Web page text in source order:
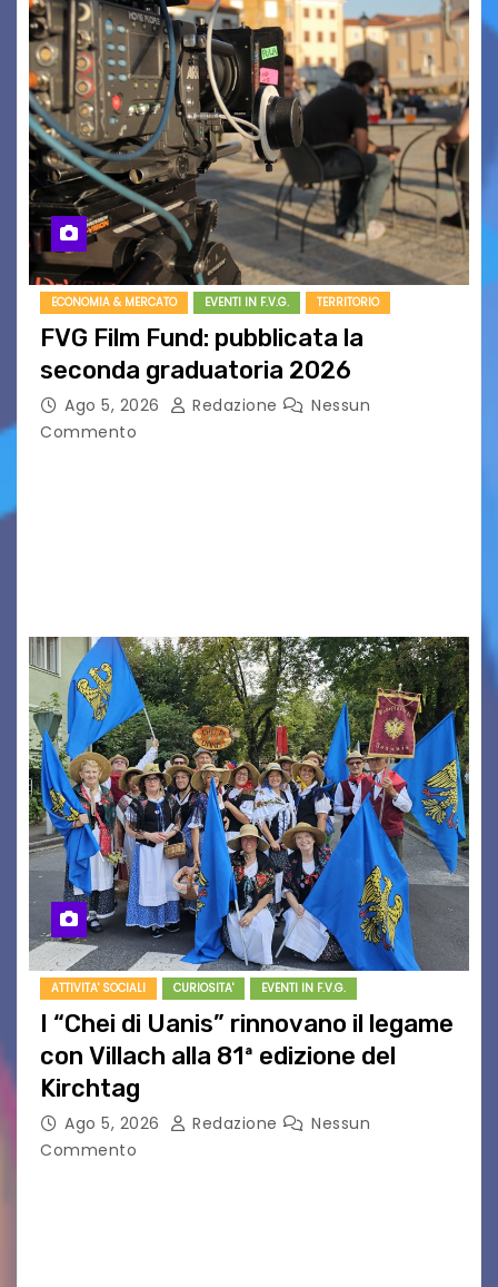
ECONOMIA & MERCATO EVENTI IN F.V.G. TERRITORIO
FVG Film Fund: pubblicata la
seconda graduatoria 2026
Ago 5, 2026 Redazione
Nessun
Commento
ATTIVITA' SOCIALI CURIOSITA' EVENTI IN F.V.G.
I “Chei di Uanis” rinnovano il legame
con Villach alla 81ª edizione del
Kirchtag
Ago 5, 2026 Redazione
Nessun
Commento